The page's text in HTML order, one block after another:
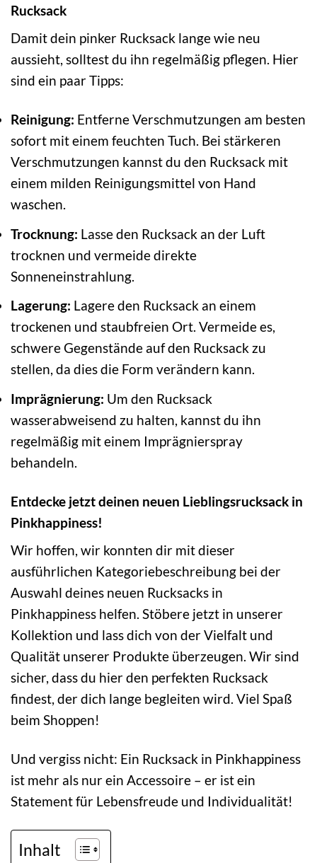
Rucksack
Damit dein pinker Rucksack lange wie neu
aussieht, solltest du ihn regelmäßig pflegen. Hier
sind ein paar Tipps:
Reinigung: Entferne Verschmutzungen am besten
sofort mit einem feuchten Tuch. Bei stärkeren
Verschmutzungen kannst du den Rucksack mit
einem milden Reinigungsmittel von Hand
waschen.
Trocknung: Lasse den Rucksack an der Luft
trocknen und vermeide direkte
Sonneneinstrahlung.
Lagerung: Lagere den Rucksack an einem
trockenen und staubfreien Ort. Vermeide es,
schwere Gegenstände auf den Rucksack zu
stellen, da dies die Form verändern kann.
Imprägnierung: Um den Rucksack
wasserabweisend zu halten, kannst du ihn
regelmäßig mit einem Imprägnierspray
behandeln.
Entdecke jetzt deinen neuen Lieblingsrucksack in
Pinkhappiness!
Wir hoffen, wir konnten dir mit dieser
ausführlichen Kategoriebeschreibung bei der
Auswahl deines neuen Rucksacks in
Pinkhappiness helfen. Stöbere jetzt in unserer
Kollektion und lass dich von der Vielfalt und
Qualität unserer Produkte überzeugen. Wir sind
sicher, dass du hier den perfekten Rucksack
findest, der dich lange begleiten wird. Viel Spaß
beim Shoppen!
Und vergiss nicht: Ein Rucksack in Pinkhappiness
ist mehr als nur ein Accessoire – er ist ein
Statement für Lebensfreude und Individualität!
Inhalt